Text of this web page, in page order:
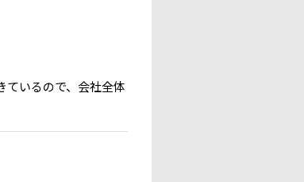
ているので、会社全体